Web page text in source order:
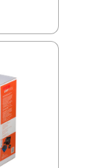
se
de
falta
para